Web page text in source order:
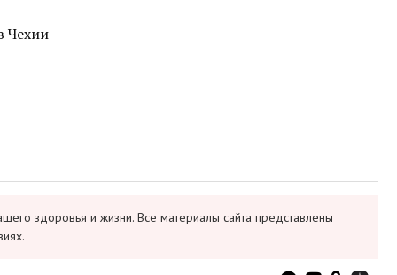
Чехии
здоровья и жизни. Все материалы сайта представлены